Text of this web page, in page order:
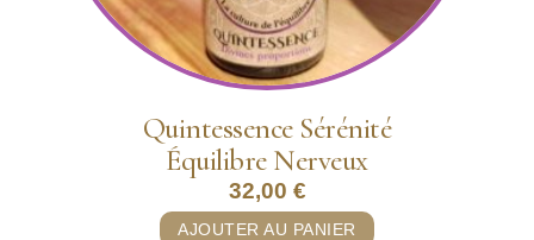
Quintessence Sérénité
Équilibre Nerveux
32,00 €
AJOUTER AU PANIER